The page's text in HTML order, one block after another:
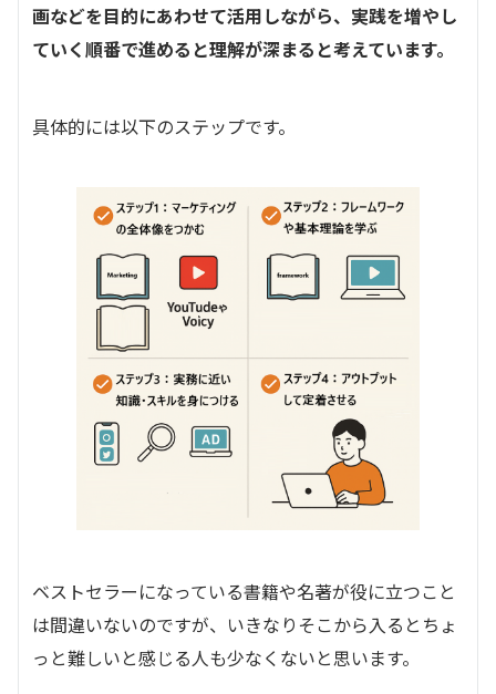
画などを目的にあわせて活用しながら、実践を増やし
ていく順番で進めると理解が深まると考えています。
具体的には以下のステップです。
ベストセラーになっている書籍や名著が役に立つこと
は間違いないのですが、いきなりそこから入るとちょ
っと難しいと感じる人も少なくないと思います。